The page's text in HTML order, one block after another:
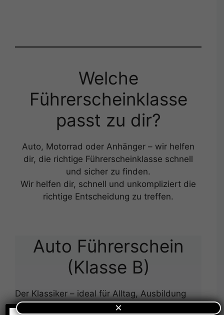
Welche
Führerscheinklasse
passt zu dir?
Auto, Motorrad oder Anhänger – wir helfen
dir, die richtige Führerscheinklasse schnell
und sicher zu finden.
Wir helfen dir, schnell und unkompliziert die
richtige Entscheidung zu treffen.
Auto Führerschein
(Klasse B)
Der Klassiker – ideal für Alltag, Ausbildung
und Job.
×